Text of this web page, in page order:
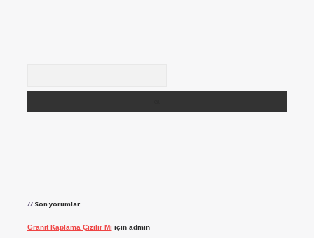
Son yorumlar
Granit Kaplama Çizilir Mi için admin